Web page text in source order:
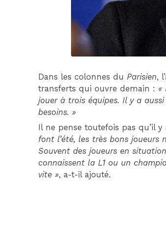
Dans les colonnes du Parisien,
transferts qui ouvre demain : «
jouer à trois équipes. Il y a
besoins. »
Il ne pense toutefois pas qu’il
font l’été, les très bons joueurs
Souvent des joueurs en
connaissent la L1 ou un
vite », a-t-il ajouté.